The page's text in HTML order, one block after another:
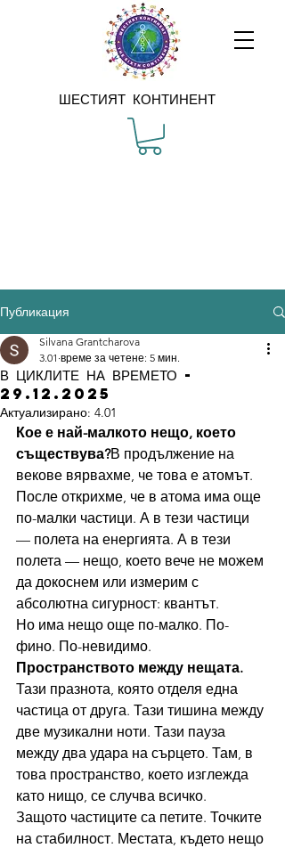
ШЕСТИЯТ КОНТИНЕНТ
Публикация
В ЦИКЛИТЕ НА ВРЕМЕТО -
29.12.2025
Silvana Grantcharova
3.01 време за четене: 5 мин.
Актуализирано: 4.01
Кое е най-малкото нещо, което
съществува?В продължение на
векове вярвахме, че това е атомът.
После открихме, че в атома има още
по-малки частици. А в тези частици
— полета на енергията. А в тези
полета — нещо, което вече не можем
да докоснем или измерим с
абсолютна сигурност: квантът.
Но има нещо още по-малко. По-
фино. По-невидимо.
Пространството между нещата.
Тази празнота, която отделя една
частица от друга. Тази тишина между
две музикални ноти. Тази пауза
между два удара на сърцето. Там, в
това пространство, което изглежда
като нищо, се случва всичко.
Защото частиците са петите. Точките
на стабилност. Местата, където нещо